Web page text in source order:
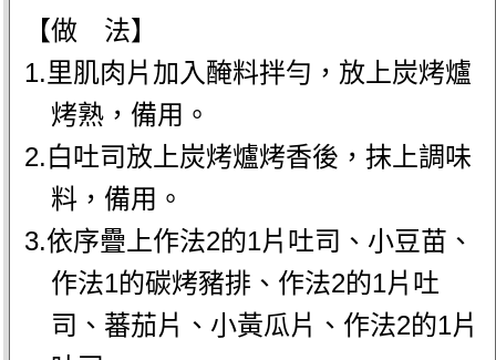
【做 法】
1.里肌肉片加入醃料拌勻，放上炭烤爐
烤熟，備用。
2.白吐司放上炭烤爐烤香後，抹上調味
料，備用。
3.依序疊上作法2的1片吐司、小豆苗、
作法1的碳烤豬排、作法2的1片吐
司、蕃茄片、小黃瓜片、作法2的1片